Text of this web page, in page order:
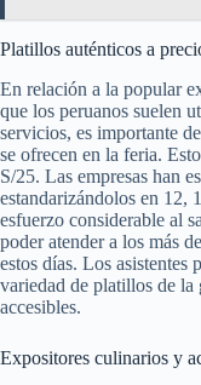
Platillos auténticos a
En relación a la popular
que los peruanos suelen
servicios, es importante
se ofrecen en la feria.
S/25. Las empresas han
estandarizándolos en 12,
esfuerzo considerable al
poder atender a los más
estos días. Los asistentes
variedad de platillos de la
accesibles.
Expositores culinarios y